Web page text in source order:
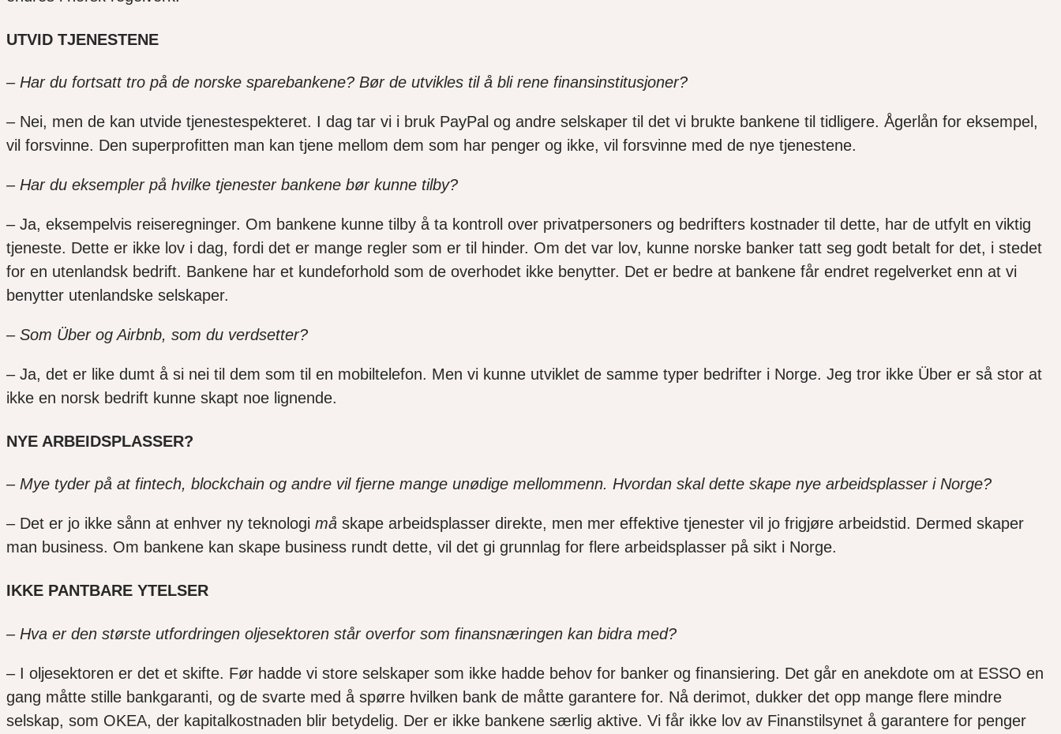
UTVID TJENESTENE
– Har du fortsatt tro på de norske sparebankene? Bør de utvikles til å bli rene finansinstitusjoner?
– Nei, men de kan utvide tjenestespekteret. I dag tar vi i bruk PayPal og andre selskaper til det vi brukte bankene til tidligere. Ågerlån for eksempel,
vil forsvinne. Den superprofitten man kan tjene mellom dem som har penger og ikke, vil forsvinne med de nye tjenestene.
– Har du eksempler på hvilke tjenester bankene bør kunne tilby?
– Ja, eksempelvis reiseregninger. Om bankene kunne tilby å ta kontroll over privatpersoners og bedrifters kostnader til dette, har de utfylt en viktig
tjeneste. Dette er ikke lov i dag, fordi det er mange regler som er til hinder. Om det var lov, kunne norske banker tatt seg godt betalt for det, i stedet
for en utenlandsk bedrift. Bankene har et kundeforhold som de overhodet ikke benytter. Det er bedre at bankene får endret regelverket enn at vi
benytter utenlandske selskaper.
– Som Über og Airbnb, som du verdsetter?
– Ja, det er like dumt å si nei til dem som til en mobiltelefon. Men vi kunne utviklet de samme typer bedrifter i Norge. Jeg tror ikke Über er så stor at
ikke en norsk bedrift kunne skapt noe lignende.
NYE ARBEIDSPLASSER?
– Mye tyder på at fintech, blockchain og andre vil fjerne mange unødige mellommenn. Hvordan skal dette skape nye arbeidsplasser i Norge?
– Det er jo ikke sånn at enhver ny teknologi må skape arbeidsplasser direkte, men mer effektive tjenester vil jo frigjøre arbeidstid. Dermed skaper
man business. Om bankene kan skape business rundt dette, vil det gi grunnlag for flere arbeidsplasser på sikt i Norge.
IKKE PANTBARE YTELSER
– Hva er den største utfordringen oljesektoren står overfor som finansnæringen kan bidra med?
– I oljesektoren er det et skifte. Før hadde vi store selskaper som ikke hadde behov for banker og finansiering. Det går en anekdote om at ESSO en
gang måtte stille bankgaranti, og de svarte med å spørre hvilken bank de måtte garantere for. Nå derimot, dukker det opp mange flere mindre
selskap, som OKEA, der kapitalkostnaden blir betydelig. Der er ikke bankene særlig aktive. Vi får ikke lov av Finanstilsynet å garantere for penger